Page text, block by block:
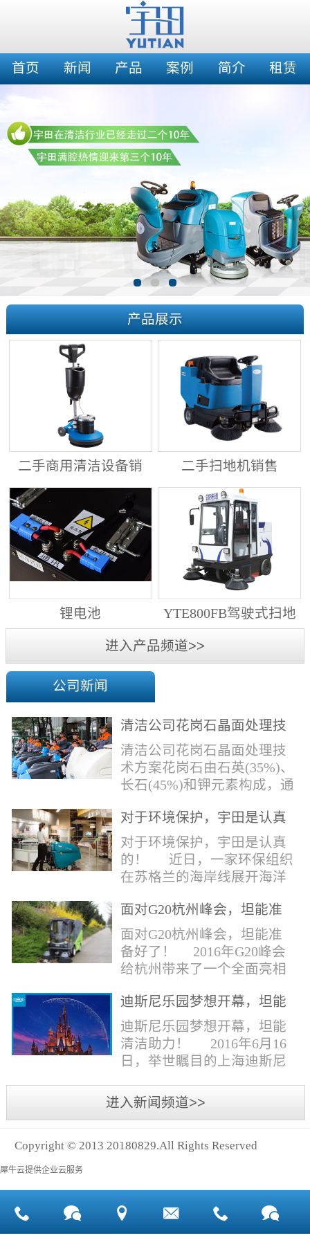
首页 新闻 产品 案例 简介 租赁
产品展示
二手商用清洁设备销
二手扫地机销售
锂电池
YTE800FB驾驶式扫地
进入产品频道>>
公司新闻
清洁公司花岗石晶面处理技
术方案
清洁公司花岗石晶面处理技
术方案花岗石由石英(35%)、
长石(45%)和钾元素构成，通
含有极少量的方解石，表面
能看出具有矿物颗粒的结晶
体，硬度比大理石硬，硬度
在6.5左右。维护比大理石容
染，花岗石的种类根据石英,
同。清洁公司花岗石晶面处
理技术方案有如下要点：
一、清洁设备、工具石材翻
新机、石材晶面处理机、吸
水吸尘器、吹风机、花岗
石...
对于环境保护，宇田是认真
的！
对于环境保护，宇田是认真
的！ 近日，一家环保组织
在苏格兰的海岸线展开海洋
洋塑料垃圾对英国海洋生物
所带来的影响。他们发现至
少有30个海滩存在塑料污染
的情况。 该组织发动当地
动中，希望以此提高公众对
理想中，大海...
面对G20杭州峰会，坦能准
备好了！
面对G20杭州峰会，坦能准
备好了！ 2016年G20峰会
给杭州带来了一个全面亮相
球国际组织和世界人民检阅
的一次大考。多国元首齐聚
杭州，在欣赏美丽西湖景色
的同事，第一印象就是杭州
览城是本次峰会举办的核心
区域，主要囊括了奥体中
心、国际博览中心、超高层
双塔酒店和地铁上盖物业，
迪斯尼乐园梦想开幕，坦能
清洁助力！
迪斯尼乐园梦想开幕，坦能
清洁助力！ 2016年6月16
日，举世瞩目的上海迪斯尼
奇想花园、探险岛、宝藏
湾、明日世界和梦幻世界，
开神秘面纱。根据迪斯尼官
球接待人数最多的迪斯尼乐
园！ 位于浦东新区川...
进入新闻频道>>
Copyright © 2013 20180829.All Rights Reserved
犀牛云提供企业云服务